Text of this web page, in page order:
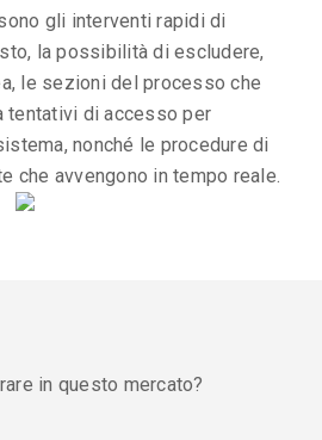
gli interventi rapidi di
la possibilità di escludere,
le sezioni del processo che
tentativi di accesso per
nonché le procedure di
che avvengono in tempo reale.
in questo mercato?